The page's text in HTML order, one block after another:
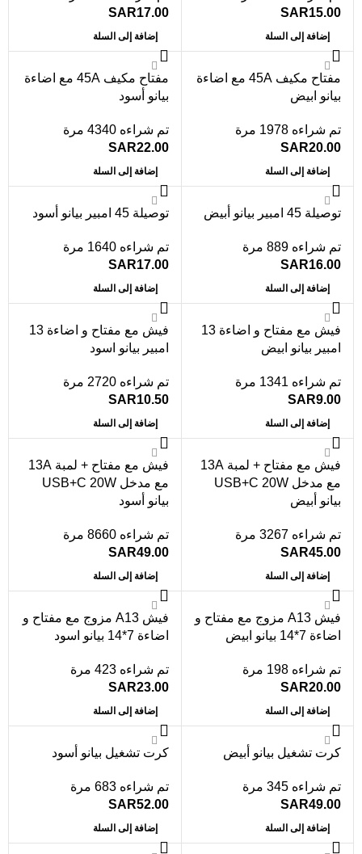
SAR15.00
إضافة إلى السلة
SAR17.00
إضافة إلى السلة
مفتاح مكيف 45A مع اضاءة
بيانو ابيض
تم شراءه 1978 مرة
SAR20.00
إضافة إلى السلة
مفتاح مكيف 45A مع اضاءة
بيانو أسود
تم شراءه 4340 مرة
SAR22.00
إضافة إلى السلة
توصيلة 45 امبير بيانو أبيض
تم شراءه 889 مرة
SAR16.00
إضافة إلى السلة
توصيلة 45 امبير بيانو أسود
تم شراءه 1640 مرة
SAR17.00
إضافة إلى السلة
فيش مع مفتاح و اضاءة 13
امبير بيانو ابيض
تم شراءه 1341 مرة
SAR9.00
إضافة إلى السلة
فيش مع مفتاح و اضاءة 13
امبير بيانو اسود
تم شراءه 2720 مرة
SAR10.50
إضافة إلى السلة
فيش مع مفتاح + لمبة 13A
مع مدخل USB+C 20W
بيانو أبيض
تم شراءه 3267 مرة
SAR45.00
إضافة إلى السلة
فيش مع مفتاح + لمبة 13A
مع مدخل USB+C 20W
بيانو أسود
تم شراءه 8660 مرة
SAR49.00
إضافة إلى السلة
فيش A13 مزوج مع مفتاح و
اضاءة 7*14 بيانو ابيض
تم شراءه 198 مرة
SAR20.00
إضافة إلى السلة
فيش A13 مزوج مع مفتاح و
اضاءة 7*14 بيانو اسود
تم شراءه 423 مرة
SAR23.00
إضافة إلى السلة
كرت تشغيل بيانو أبيض
تم شراءه 345 مرة
SAR49.00
إضافة إلى السلة
كرت تشغيل بيانو أسود
تم شراءه 683 مرة
SAR52.00
إضافة إلى السلة